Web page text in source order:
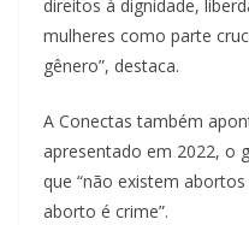
direitos à dignidade,
mulheres como parte
gênero”, destaca.
A Conectas também
apresentado em 2022, o
que “não existem
aborto é crime”.